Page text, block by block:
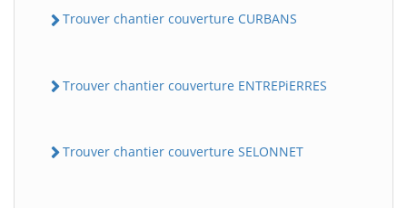
Trouver chantier couverture CURBANS
Trouver chantier couverture ENTREPiERRES
Trouver chantier couverture SELONNET